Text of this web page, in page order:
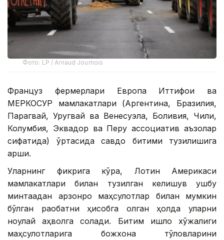
Фото: LP / Arnaud Journois
Француз фермерлари Европа Иттифоқи ва
МЕРКОСУР мамлакатлари (Аргентина, Бразилия,
Парагвай, Уругвай ва Венесуэла, Боливия, Чили,
Колумбия, Эквадор ва Перу ассоциатив аъзолар
сифатида) ўртасида савдо битими тузилишига
қарши.
Уларнинг фикрига кўра, Лотин Америкаси
мамлакатлари билан тузилган келишув ушбу
минтақадан арзонроқ маҳсулотлар билан мумкин
бўлган рақобатни ҳисобга олган ҳолда уларни
ноқулай аҳволга солади. Битим қишлоқ хўжалиги
маҳсулотларига божхона тўловларини